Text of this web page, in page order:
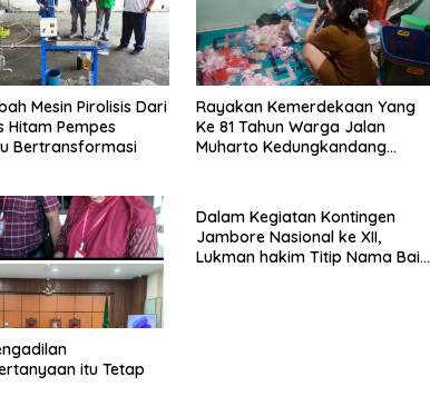
Mesin Pirolisis Dari
Hitam Pempes
Bertransformasi
Rayakan Kemerdekaan Yang
Ke 81 Tahun Warga Jalan
Muharto Kedungkandang
itu Tetap
Dalam Kegiatan Kontingen
Jambore Nasional ke XII,
Lukman hakim Titip Nama Baik